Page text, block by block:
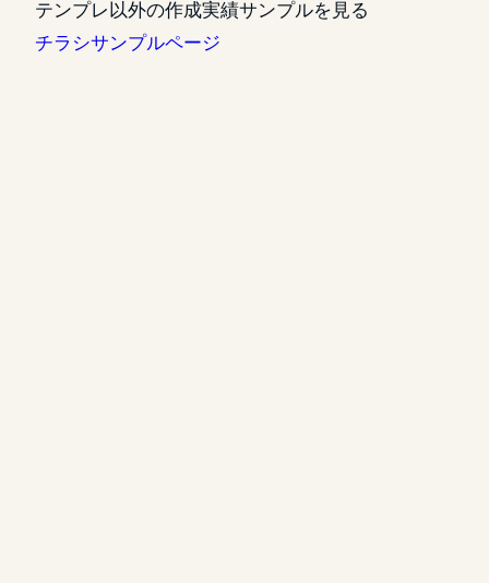
テンプレ以外の作成実績サンプルを見る
チラシサンプルページ